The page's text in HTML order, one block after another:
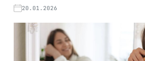
20.01.2026